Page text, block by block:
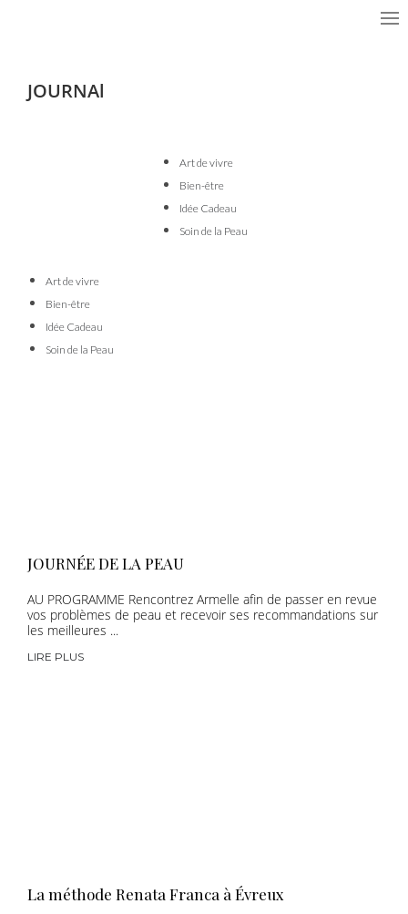
JOURNAl
Art de vivre
Bien-être
Idée Cadeau
Soin de la Peau
Art de vivre
Bien-être
Idée Cadeau
Soin de la Peau
JOURNÉE DE LA PEAU
AU PROGRAMME Rencontrez Armelle afin de passer en revue
vos problèmes de peau et recevoir ses recommandations sur
les meilleures ...
LIRE PLUS
La méthode Renata Franca à Évreux